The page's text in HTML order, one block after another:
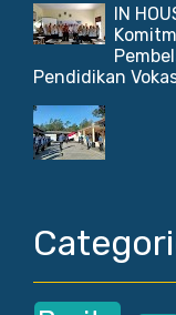
IN
Pendidikan